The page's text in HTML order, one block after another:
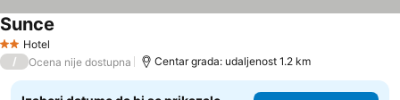
2 Zvezdice
Hotel
Sunce
/ Ocena nije dostupna Centar grada: udaljenost 1.2 km